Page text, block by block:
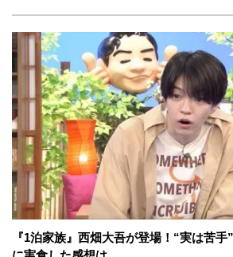
『1泊家族』西畑大吾が登場！“実は苦手